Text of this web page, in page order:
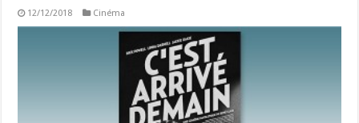
12/12/2018 Cinéma